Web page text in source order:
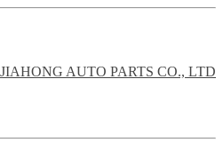
AUTO PARTS CO., LTD